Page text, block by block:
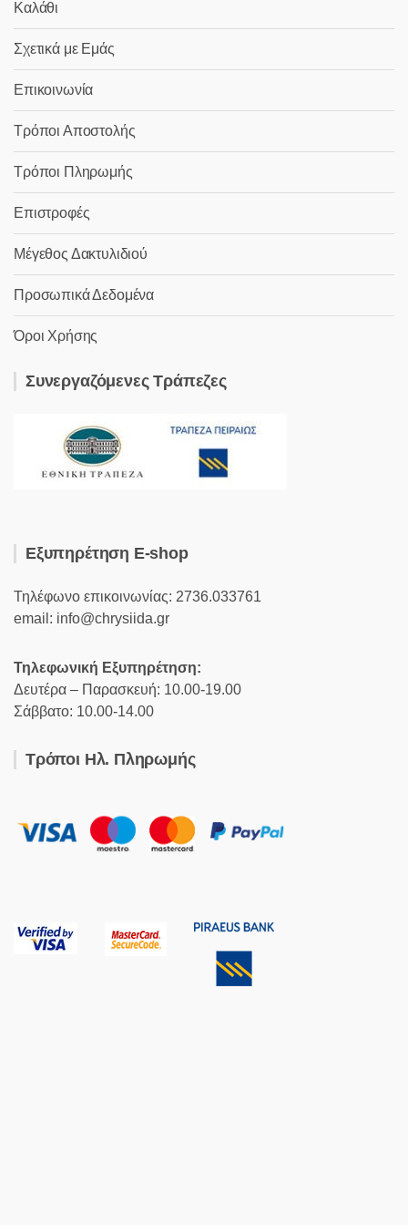
Καλάθι
Σχετικά με Εμάς
Επικοινωνία
Τρόποι Αποστολής
Τρόποι Πληρωμής
Επιστροφές
Μέγεθος Δακτυλιδιού
Προσωπικά Δεδομένα
Όροι Χρήσης
Συνεργαζόμενες Τράπεζες
Εξυπηρέτηση E-shop
Τηλέφωνο επικοινωνίας: 2736.033761
email: info@chrysiida.gr
Τηλεφωνική Εξυπηρέτηση:
Δευτέρα – Παρασκευή: 10.00-19.00
Σάββατο: 10.00-14.00
Τρόποι Ηλ. Πληρωμής